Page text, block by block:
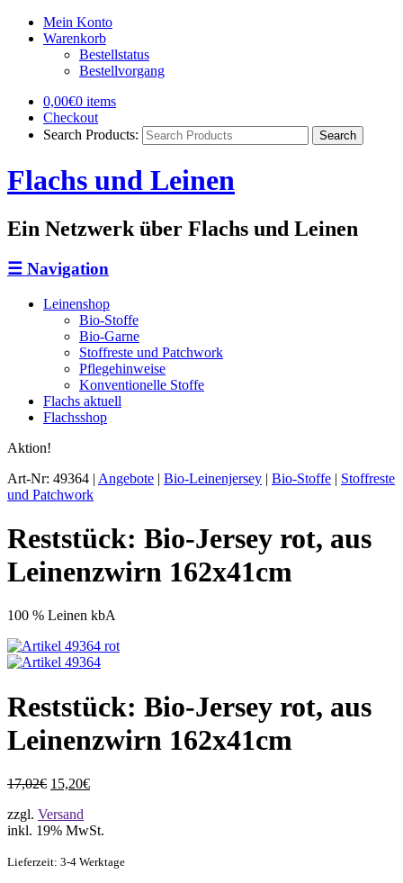
Mein Konto
Warenkorb
Bestellstatus
Bestellvorgang
0,00€0 items
Checkout
Search Products:
Flachs und Leinen
Ein Netzwerk über Flachs und Leinen
☰ Navigation
Leinenshop
Bio-Stoffe
Bio-Garne
Stoffreste und Patchwork
Pflegehinweise
Konventionelle Stoffe
Flachs aktuell
Flachsshop
Aktion!
Art-Nr: 49364 | Angebote | Bio-Leinenjersey | Bio-Stoffe | Stoffreste
und Patchwork
Reststück: Bio-Jersey rot, aus
Leinenzwirn 162x41cm
100 % Leinen kbA
Reststück: Bio-Jersey rot, aus
Leinenzwirn 162x41cm
17,02€ 15,20€
zzgl. Versand
inkl. 19% MwSt.
Lieferzeit: 3-4 Werktage